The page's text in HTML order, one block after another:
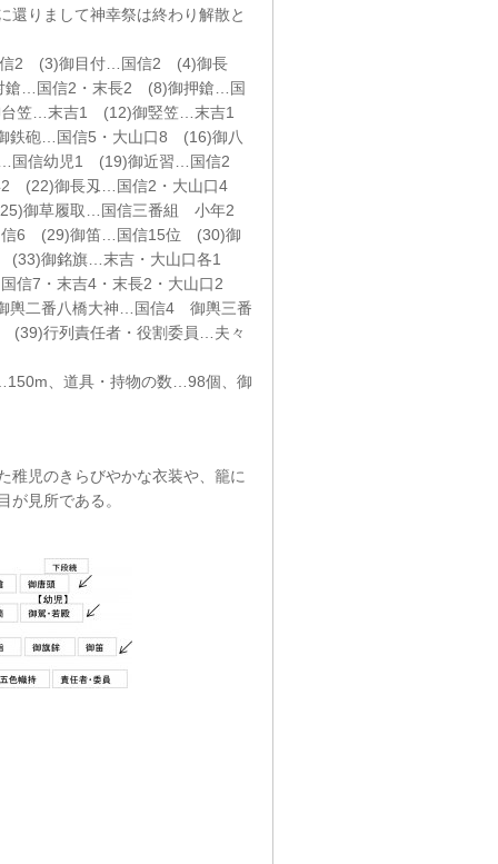
還りまして神幸祭は終わり解散と
信2 (3)御目付…国信2 (4)御長
…国信2・末長2 (8)御押鎗…国
笠…末吉1 (12)御竪笠…末吉1
砲…国信5・大山口8 (16)御八
信幼児1 (19)御近習…国信2
(22)御長刄…国信2・大山口4
御草履取…国信三番組 小年2
6 (29)御笛…国信15位 (30)御
御銘旗…末吉・大山口各1
信7・末吉4・末長2・大山口2
二番八橋大神…国信4 御輿三番
行列責任者・役割委員…夫々
、道具・持物の数…98個、御
稚児のきらびやかな衣装や、籠に
見所である。